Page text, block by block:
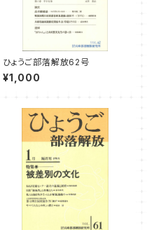
ひょうご部落解放62号
¥1,000